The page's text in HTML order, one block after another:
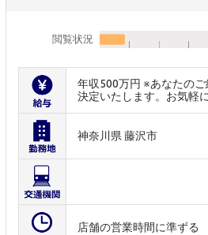
閲覧状況
年収500万円 ※あなたの
決定いたします。お気軽
神奈川県 藤沢市
店舗の営業時間に準ずる